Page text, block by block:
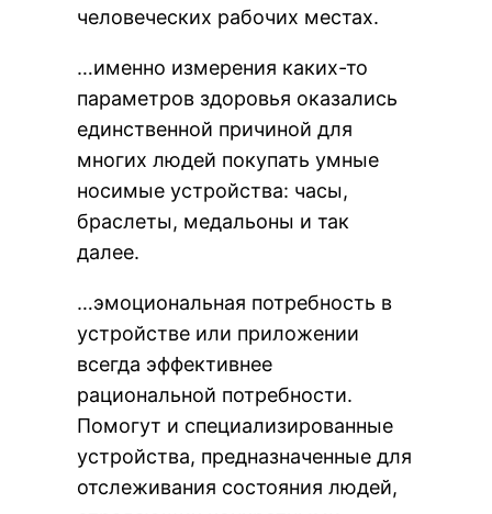
человеческих рабочих местах.
…именно измерения каких-то
параметров здоровья оказались
единственной причиной для
многих людей покупать умные
носимые устройства: часы,
браслеты, медальоны и так
далее.
…эмоциональная потребность в
устройстве или приложении
всегда эффективнее
рациональной потребности.
Помогут и специализированные
устройства, предназначенные для
отслеживания состояния людей,